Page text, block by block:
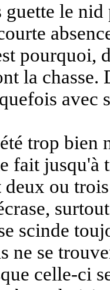
le
pourquoi,
la chasse.
avec
trop bien
fait jusqu'à
deux ou
scinde
ne se
celle-ci